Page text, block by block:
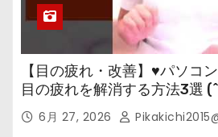
【目の疲れ・改善】♥パソコ
目の疲れを解消する方法3選
市の女性・美容鍼灸・整体師
6月 27, 2026